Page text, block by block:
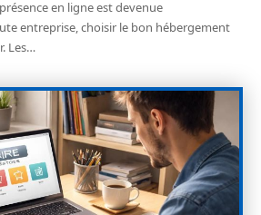
en ligne est devenue
entreprise, choisir le bon hébergement
Les…